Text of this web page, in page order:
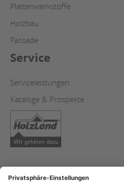
Plattenwerkstoffe
Holzbau
Fassade
Service
Serviceleistungen
Kataloge & Prospekte